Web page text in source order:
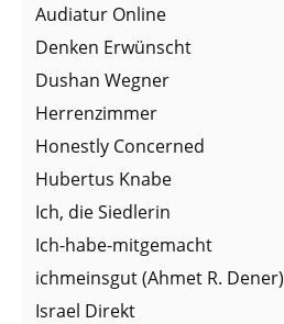
Audiatur Online
Denken Erwünscht
Dushan Wegner
Herrenzimmer
Honestly Concerned
Hubertus Knabe
Ich, die Siedlerin
Ich-habe-mitgemacht
ichmeinsgut (Ahmet R. Dener)
Israel Direkt